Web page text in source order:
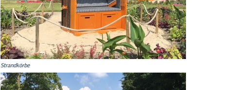
Strandkörbe